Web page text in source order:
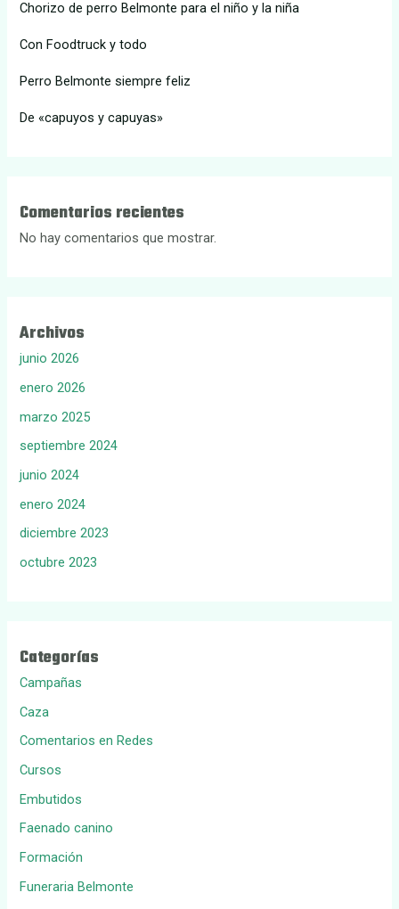
Chorizo de perro Belmonte para el niño y la niña
Con Foodtruck y todo
Perro Belmonte siempre feliz
De «capuyos y capuyas»
Comentarios recientes
No hay comentarios que mostrar.
Archivos
junio 2026
enero 2026
marzo 2025
septiembre 2024
junio 2024
enero 2024
diciembre 2023
octubre 2023
Categorías
Campañas
Caza
Comentarios en Redes
Cursos
Embutidos
Faenado canino
Formación
Funeraria Belmonte